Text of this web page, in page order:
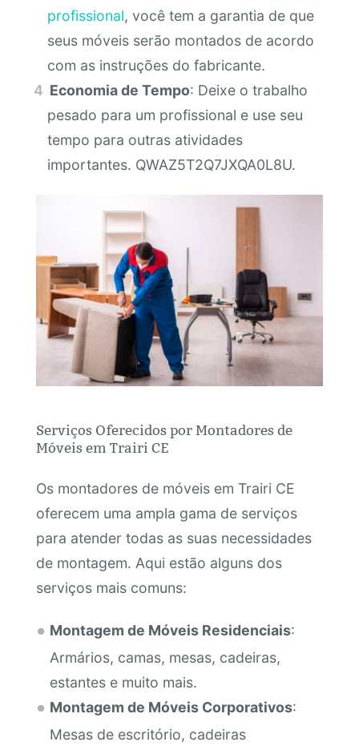
profissional, você tem a garantia de que
seus móveis serão montados de acordo
com as instruções do fabricante.
Economia de Tempo: Deixe o trabalho
pesado para um profissional e use seu
tempo para outras atividades
importantes. QWAZ5T2Q7JXQA0L8U.
Serviços Oferecidos por Montadores de
Móveis em Trairi CE
Os montadores de móveis em Trairi CE
oferecem uma ampla gama de serviços
para atender todas as suas necessidades
de montagem. Aqui estão alguns dos
serviços mais comuns:
Montagem de Móveis Residenciais:
Armários, camas, mesas, cadeiras,
estantes e muito mais.
Montagem de Móveis Corporativos:
Mesas de escritório, cadeiras